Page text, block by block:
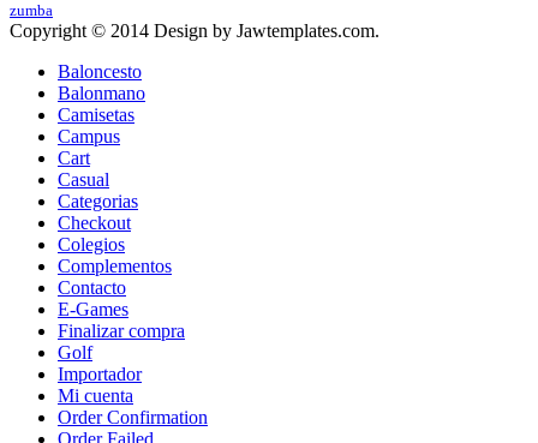
zumba
Copyright © 2014 Design by Jawtemplates.com.
Baloncesto
Balonmano
Camisetas
Campus
Cart
Casual
Categorias
Checkout
Colegios
Complementos
Contacto
E-Games
Finalizar compra
Golf
Importador
Mi cuenta
Order Confirmation
Order Failed